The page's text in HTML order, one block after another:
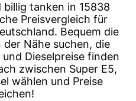
tanken in 15838
Preisvergleich für
Bequem die
Nähe suchen, die
Dieselpreise finden
zwischen Super E5,
wählen und Preise